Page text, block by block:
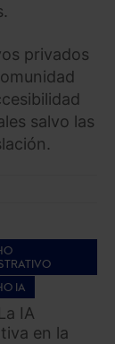
privados
salvo las
IA
IA
en la